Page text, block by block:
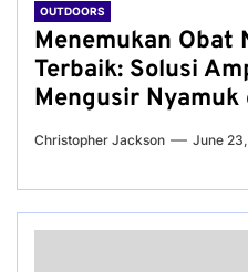
OUTDOORS
Menemukan Obat
Terbaik: Solusi
Mengusir Nyamuk
Christopher Jackson June